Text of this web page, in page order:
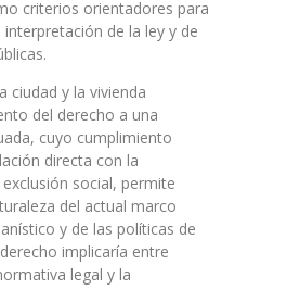
criterios orientadores para
de la ley y de
ciudad y la vivienda
del derecho a una
cuyo cumplimiento
directa con la
social, permite
del actual marco
y de las políticas de
implicaría entre
legal y la